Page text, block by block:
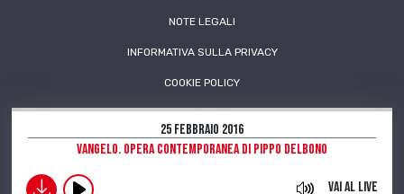
download
25 Febbraio 2016
Vangelo. Opera contemporanea di Pippo Delbono
Vai al live
NOTE LEGALI
INFORMATIVA SULLA PRIVACY
COOKIE POLICY